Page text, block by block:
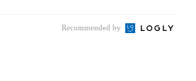
Recommended by